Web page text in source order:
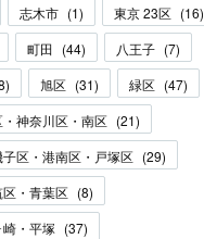
志木市 (1) 東京 23区 (16)
町田 (44) 八王子 (7)
) 旭区 (31) 緑区 (47)
神奈川区・南区 (21)
区・港南区・戸塚区 (29)
区・青葉区 (8)
・平塚 (37)